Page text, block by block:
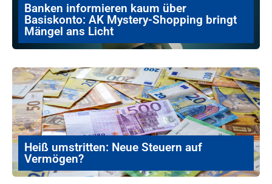
Banken informieren kaum über
Basiskonto: AK Mystery-Shopping bringt
Mängel ans Licht
Heiß umstritten: Neue Steuern auf
Vermögen?